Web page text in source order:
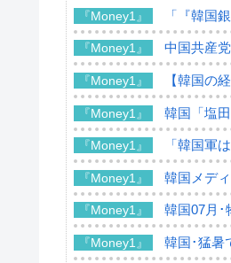
『Money1』 「『韓国
『Money1』 中国共産
『Money1』 【韓国の
『Money1』 韓国「塩
『Money1』 「韓国軍
『Money1』 韓国メデ
『Money1』 韓国07月･
『Money1』 韓国･猛暑